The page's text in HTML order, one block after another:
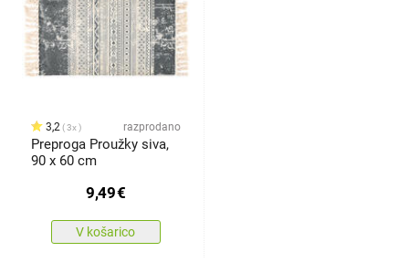
3,2 3x razprodano
Preproga Proužky siva,
90 x 60 cm
9,49€
V košarico